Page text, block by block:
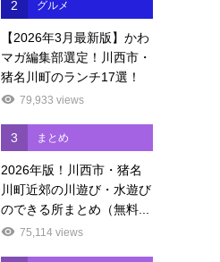
2 グルメ
【2026年3月最新版】かわ
マガ編集部選定！川西市・
猪名川町のランチ17選！
79,933 views
3 まとめ
2026年版！川西市・猪名
川町近郊の川遊び・水遊び
のできる所まとめ（無料...
75,114 views